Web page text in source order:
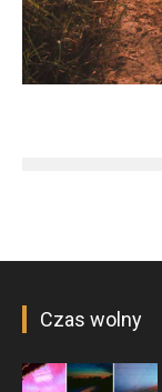
Czas wolny